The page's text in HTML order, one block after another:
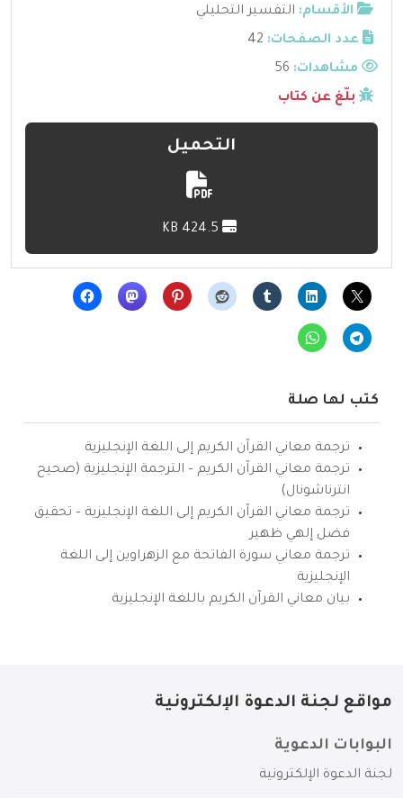
الأقسام: التفسير التحليلي
عدد الصفحات: 42
مشاهدات:
بلّغ عن كتاب
التحميل
كتب لها صلة
ترجمة معاني القرآن الكريم إلى اللغة الإنجليزية
ترجمة معاني القرآن الكريم – الترجمة الإنجليزية (صحيح
انترناشونال)
ترجمة معاني القرآن الكريم إلى اللغة الإنجليزية – تحقيق
فضل إلهي ظهير
ترجمة معاني سورة الفاتحة مع الزهراوين إلى اللغة
الإنجليزية
بيان معاني القرآن الكريم باللغة الإنجليزية
مواقع لجنة الدعوة الإلكترونية
البوابات الدعوية
لجنة الدعوة الإلكترونية